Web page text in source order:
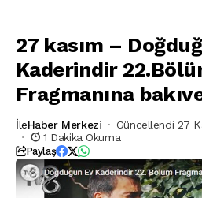
27 kasım –
Kaderindir
Fragmanına
İleHaber Merkezi
Güncellendi 27
1 Dakika Okuma
Paylaş